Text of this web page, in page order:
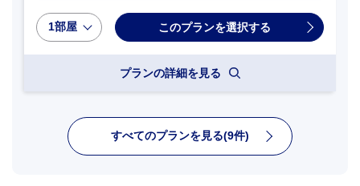
1部屋
プランの詳細を見る
すべてのプランを見る(9件)